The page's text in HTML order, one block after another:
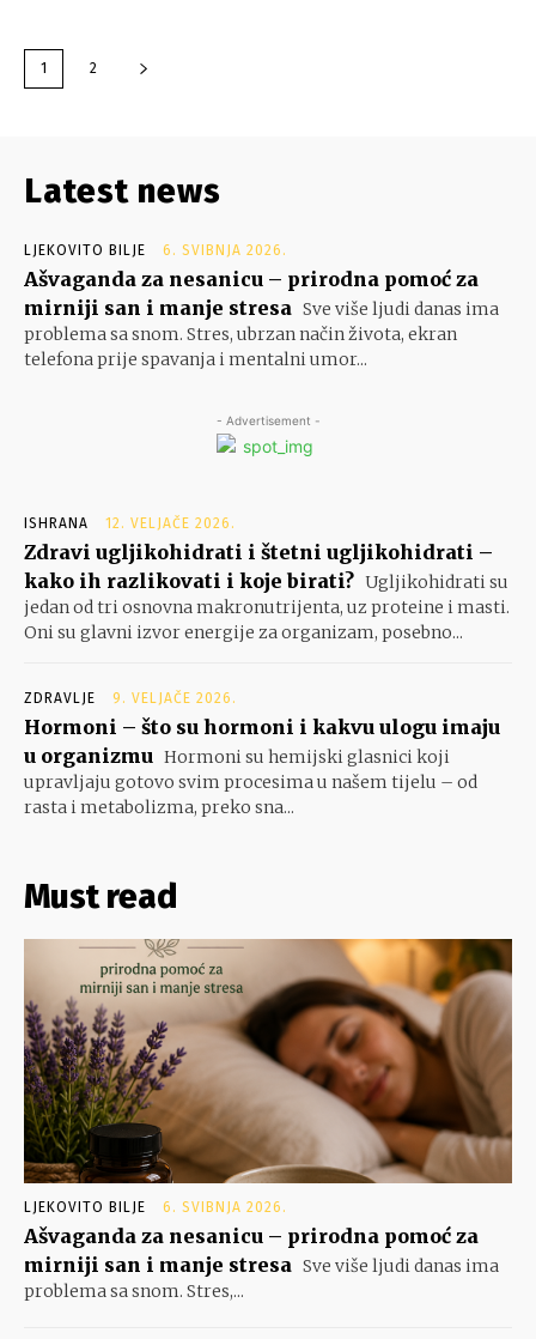
1 2
Latest news
LJEKOVITO BILJE 6. SVIBNJA 2026.
Ašvaganda za nesanicu – prirodna pomoć za
mirniji san i manje stresa Sve više ljudi danas ima
problema sa snom. Stres, ubrzan način života, ekran
telefona prije spavanja i mentalni umor...
- Advertisement -
ISHRANA 12. VELJAČE 2026.
Zdravi ugljikohidrati i štetni ugljikohidrati –
kako ih razlikovati i koje birati? Ugljikohidrati su
jedan od tri osnovna makronutrijenta, uz proteine i masti.
Oni su glavni izvor energije za organizam, posebno...
ZDRAVLJE 9. VELJAČE 2026.
Hormoni – što su hormoni i kakvu ulogu imaju
u organizmu Hormoni su hemijski glasnici koji
upravljaju gotovo svim procesima u našem tijelu – od
rasta i metabolizma, preko sna...
Must read
LJEKOVITO BILJE 6. SVIBNJA 2026.
Ašvaganda za nesanicu – prirodna pomoć za
mirniji san i manje stresa Sve više ljudi danas ima
problema sa snom. Stres,...